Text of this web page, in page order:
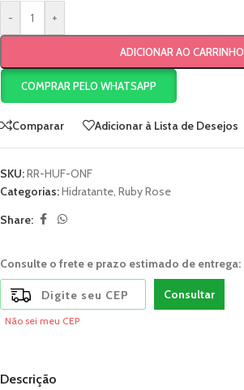
- +
ADICIONAR AO CARRINHO
COMPRAR PELO WHATSAPP
Comparar Adicionar à Lista de Desejos
SKU:RR-HUF-ONF
Categorias:Hidratante, Ruby Rose
Share:
Consulte o frete e prazo estimado de entrega:
Consultar
Não sei meu CEP
Descrição